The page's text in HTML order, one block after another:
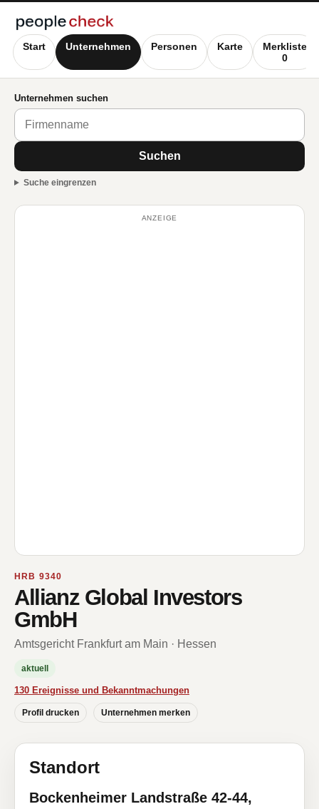
Start Unternehmen Personen Karte
Merkliste
0
Unternehmen suchen
Suchen
Suche eingrenzen
ANZEIGE
HRB 9340
Allianz Global Investors
GmbH
Amtsgericht Frankfurt am Main · Hessen
aktuell
130 Ereignisse und Bekanntmachungen
Profil drucken Unternehmen merken
Standort
Bockenheimer Landstraße 42-44,